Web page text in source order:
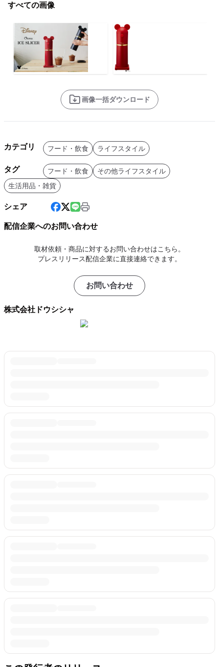
すべての画像
画像一括ダウンロード
カテゴリ フード・飲食 ライフスタイル
タグ フード・飲食
その他ライフスタイル
生活用品・雑貨
シェア
配信企業へのお問い合わせ
取材依頼・商品に対するお問い合わせはこちら。
プレスリリース配信企業に直接連絡できます。
お問い合わせ
株式会社ドウシシャ